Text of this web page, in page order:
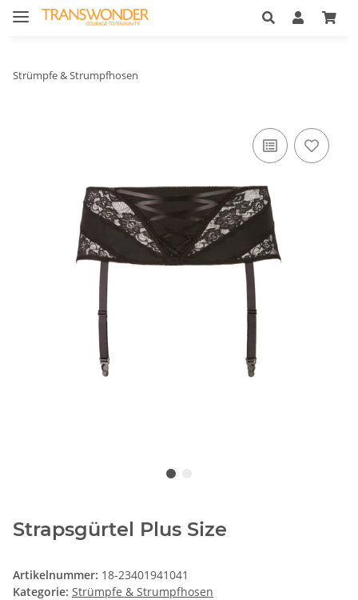
Strümpfe & Strumpfhosen
Strapsgürtel Plus Size
Artikelnummer: 18-23401941041
Kategorie: Strümpfe & Strumpfhosen